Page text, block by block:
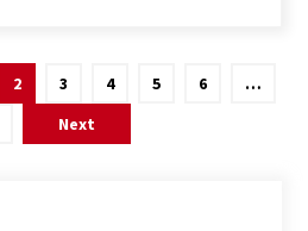
2 3 4 5 6
…
Next